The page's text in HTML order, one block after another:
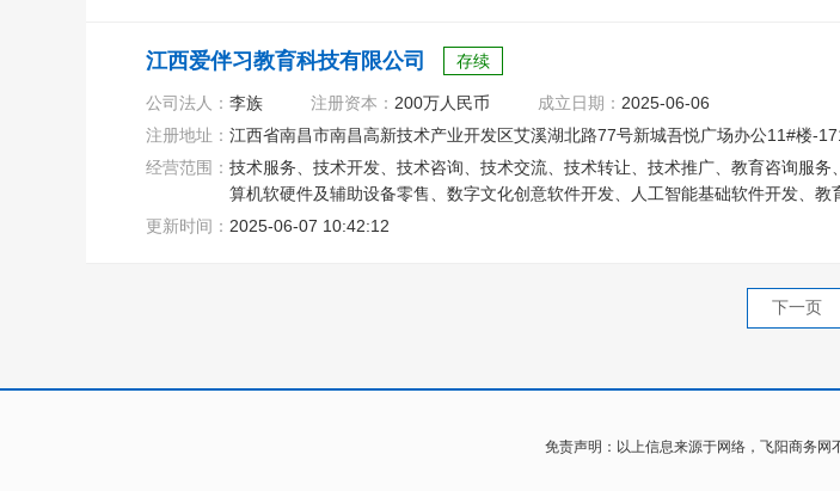
江西爱伴习教育科技有限公司 存续
公司法人： 李族 注册资本： 200万人民币 成立日期： 2025-06-06
注册地址： 江西省南昌市南昌高新技术产业开发区艾溪湖北路77号新城吾悦广场办公11#楼-
经营范围： 技术服务、技术开发、技术咨询、技术交流、技术转让、技术推广、教育咨询服
算机软硬件及辅助设备零售、数字文化创意软件开发、人工智能基础软件开发、
更新时间： 2025-06-07 10:42:12
下一页
免责声明：以上信息来源于网络，飞阳商务网